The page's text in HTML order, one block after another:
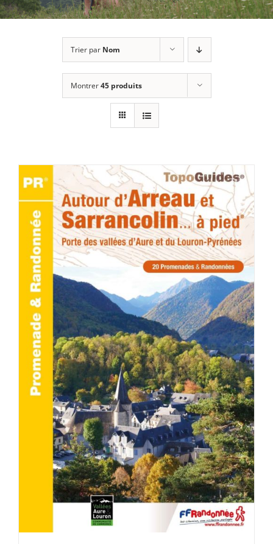
Trier par Nom
Montrer45 produits
ACHETER LE PRODUIT / DÉTAILS